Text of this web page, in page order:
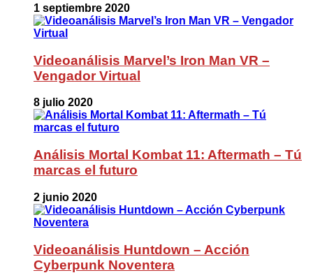
1 septiembre 2020
Videoanálisis Marvel’s Iron Man VR –
Vengador Virtual
8 julio 2020
Análisis Mortal Kombat 11: Aftermath – Tú
marcas el futuro
2 junio 2020
Videoanálisis Huntdown – Acción
Cyberpunk Noventera